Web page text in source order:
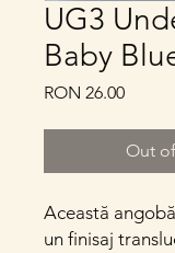
UG3
Baby
RON 26.00Price
Out
Această
un finisaj